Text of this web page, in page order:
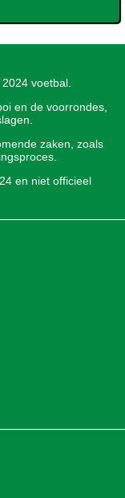
2024 voetbal.
en de voorrondes,
zaken, zoals
en niet officieel